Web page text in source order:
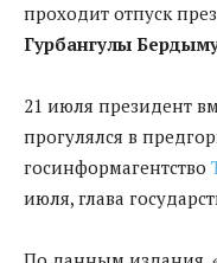
проходит отпуск
Гурбангулы
21 июля президент
прогулялся в
госинформагентство
июля, глава